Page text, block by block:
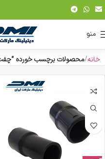
منو
خانه محصولات برچسب خورده